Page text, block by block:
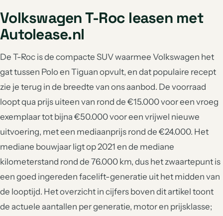
Volkswagen T-Roc leasen met
Autolease.nl
De T-Roc is de compacte SUV waarmee Volkswagen het
gat tussen Polo en Tiguan opvult, en dat populaire recept
zie je terug in de breedte van ons aanbod. De voorraad
loopt qua prijs uiteen van rond de €15.000 voor een vroeg
exemplaar tot bijna €50.000 voor een vrijwel nieuwe
uitvoering, met een mediaanprijs rond de €24.000. Het
mediane bouwjaar ligt op 2021 en de mediane
kilometerstand rond de 76.000 km, dus het zwaartepunt is
een goed ingereden facelift-generatie uit het midden van
de looptijd. Het overzicht in cijfers boven dit artikel toont
de actuele aantallen per generatie, motor en prijsklasse;